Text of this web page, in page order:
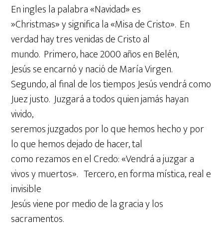
En ingles la palabra «Navidad» es
»Christmas» y significa la «Misa de Cristo». En
verdad hay tres venidas de Cristo al
mundo. Primero, hace 2000 años en Belén,
Jesús se encarnó y nació de María Virgen.
Segundo, al final de los tiempos Jesús vendrá como
Juez justo. Juzgará a todos quien jamás hayan
vivido,
seremos juzgados por lo que hemos hecho y por
lo que hemos dejado de hacer, tal
como rezamos en el Credo: «Vendrá a juzgar a
vivos y muertos». Tercero, en forma mística, real e
invisible
Jesús viene por medio de la gracia y los
sacramentos.